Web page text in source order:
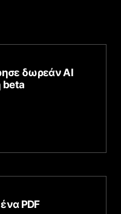
δωρεάν AI
beta
PDF